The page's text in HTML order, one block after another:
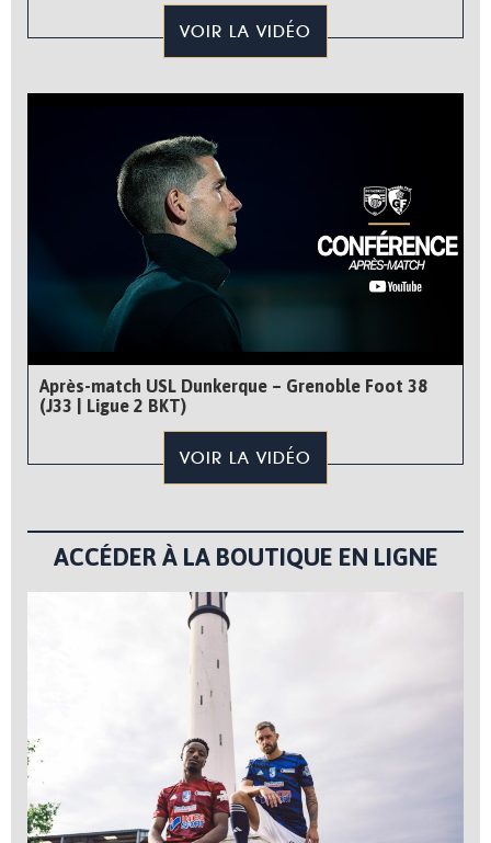
VOIR LA VIDÉO
Après-match USL Dunkerque – Grenoble Foot 38
(J33 | Ligue 2 BKT)
VOIR LA VIDÉO
ACCÉDER À LA BOUTIQUE EN LIGNE